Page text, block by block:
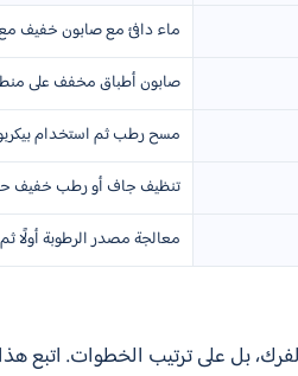
ماء دافئ مع صابون خفيف
صابون أطباق مخفف على
مسح رطب ثم استخدام
تنظيف جاف أو رطب خفيف
معالجة مصدر الرطوبة
بل على ترتيب الخطوات. اتبع